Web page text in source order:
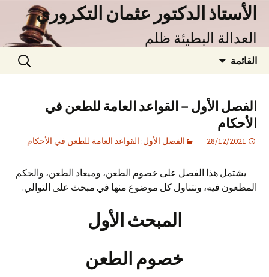
انتقل
المحتوى
الأستاذ الدكتور عثمان التكروري
العدالة البطيئة ظلم
القائمة
البحث
عن:
الفصل الأول – القواعد العامة للطعن في
الأحكام
28/12/2021 الفصل الأول: القواعد العامة للطعن في الأحكام
يشتمل هذا الفصل على خصوم الطعن، وميعاد الطعن، والحكم
المطعون فيه، ونتناول كل موضوع منها في مبحث على التوالي.
المبحث الأول
خصوم الطعن